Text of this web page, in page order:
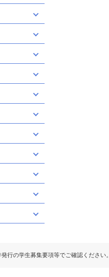
行の学生募集要項等でご確認ください。